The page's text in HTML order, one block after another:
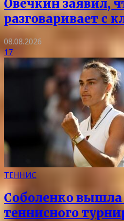
Овечкин заявил,
разговаривает с
08.08.2026
17
ТЕННИС
Соболенко вышла
теннисного